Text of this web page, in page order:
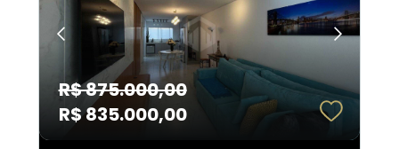
R$ 875.000,00
R$ 835.000,00